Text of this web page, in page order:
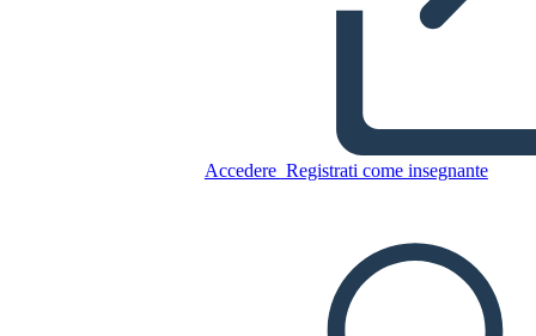
Accedere Registrati come insegnante
La Epopeya de Gilgamesh
CREARE UNO STORYBOARD
RIPRODURRE LA PRESENTAZIONE